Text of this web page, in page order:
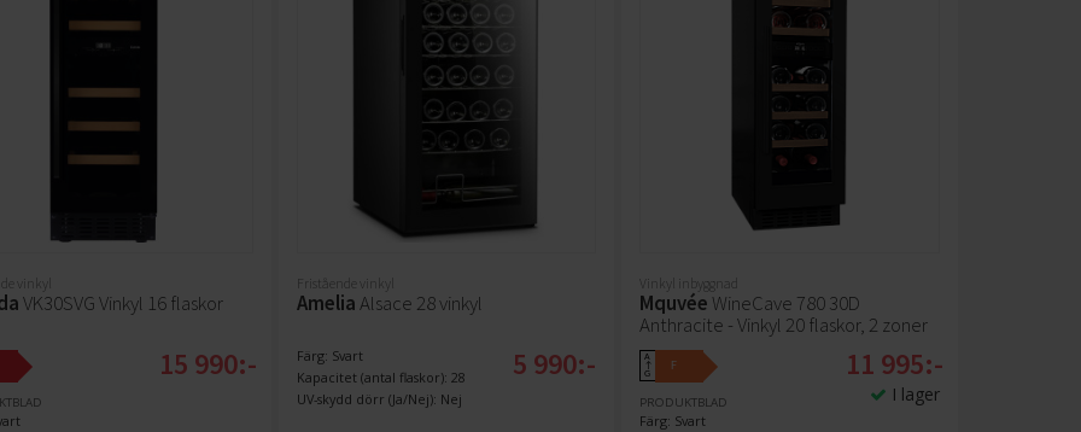
vinkyl
VK30SVG Vinkyl 16 flaskor
15 990:-
Fristående vinkyl
AmeliaAlsace 28 vinkyl
Färg: Svart
Kapacitet (antal flaskor): 28
UV-skydd dörr (Ja/Nej): Nej
5 990:-
Vinkyl inbyggnad
Mquvée WineCave 780 30D
Anthracite - Vinkyl 20 flaskor, 2 zoner
A
↑
G
F
PRODUKTBLAD
Färg: Svart
11 995:-
I lager